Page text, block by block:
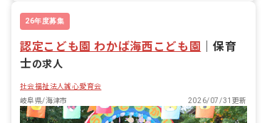
26年度募集
認定こども園 わかば海西こども園
保育
士の求人
社会福祉法人誠心愛育会
岐阜県/海津市
2026/07/31更新